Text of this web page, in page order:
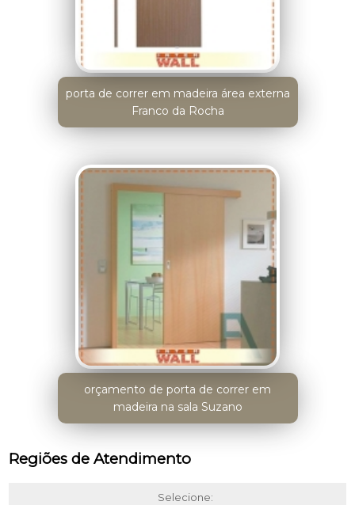
porta de correr em madeira área externa
Franco da Rocha
orçamento de porta de correr em
madeira na sala Suzano
Regiões de Atendimento
Selecione: